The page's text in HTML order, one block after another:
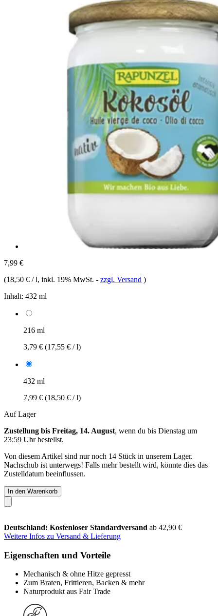
7,99 €
(18,50 € / l, inkl. 19% MwSt. - zzgl. Versand )
Inhalt: 432 ml
216 ml
3,79 € (17,55 € / l)
432 ml
7,99 € (18,50 € / l)
Auf Lager
Zustellung bis Freitag, 14. August, wenn du bis Dienstag um
23:59 Uhrbestellst.
Von diesem Artikel sind nur noch 14 Stück in unserem Lager.
Nachschub ist unterwegs! Falls mehr bestellt wird, könnte dies das
Zustelldatum beeinflussen.
In den Warenkorb
Deutschland: Kostenloser Standardversand ab 42,90 €
Weitere Infos zu Versand & Lieferung
Eigenschaften und Vorteile
Mechanisch & ohne Hitze gepresst
Zum Braten, Frittieren, Backen & mehr
Naturprodukt aus Fair Trade